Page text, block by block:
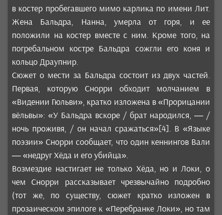
в костер пробегавшего мимо карлика по имени Лит.
Жена Бальдра, Нанна, умерла от горя, и ее
положили на костер вместе с ним. Кроме того, на
погребальном костре Бальдра сожгли его коня и
кольцо Драупнир.
Сюжет о мести за Бальдра состоит из двух частей.
Первая, которую Снорри обходит молчанием в
«Видении Гюльви», кратко изложена в «Прорицании
вёльвы»: «У Бальдра вскоре / брат народился, — /
ночь проживя, / он начал сражаться»[4]. В «Языке
поэзии» Снорри сообщает, что один кеннингов Вали
— «недруг Хёда и его убийца».
Возмездие настигает не только Хёда, но и Локи, о
чем Снорри рассказывает чрезвычайно подробно
(тот же, по существу, сюжет кратко изложен в
прозаическом эпилоге к «Перебранке Локи», но там